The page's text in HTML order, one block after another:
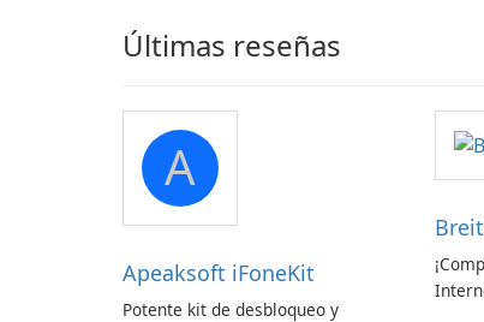
Últimas reseñas
A
Apeaksoft iFoneKit
Potente kit de desbloqueo y